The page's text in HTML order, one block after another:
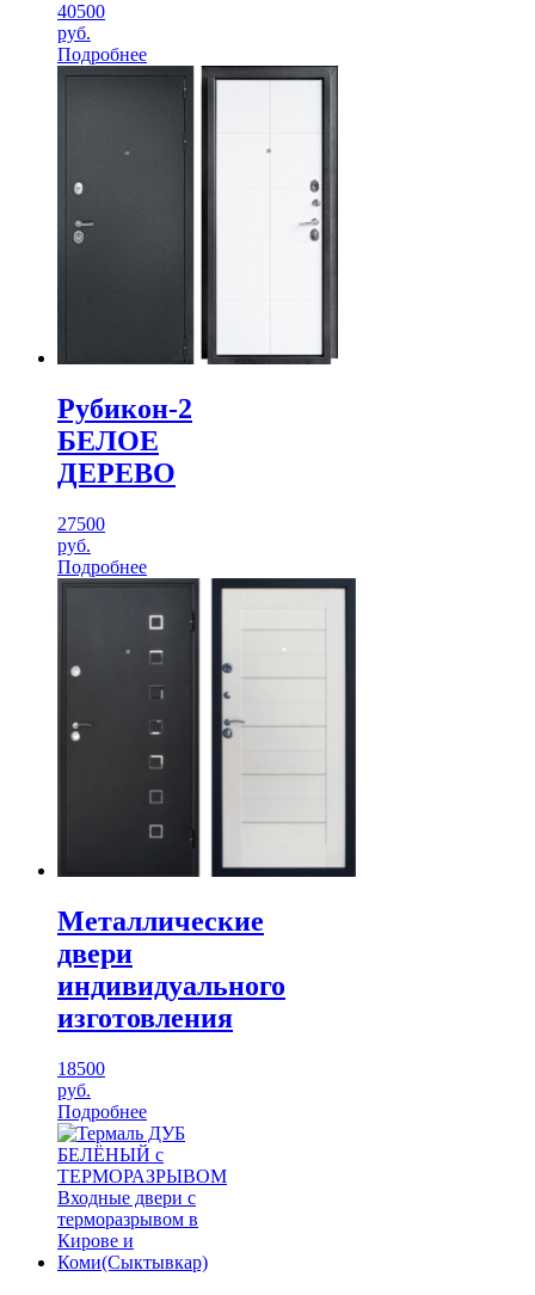
40500
руб.
Подробнее
Рубикон-2
БЕЛОЕ
ДЕРЕВО
27500
руб.
Подробнее
Металлические
двери
индивидуального
изготовления
18500
руб.
Подробнее